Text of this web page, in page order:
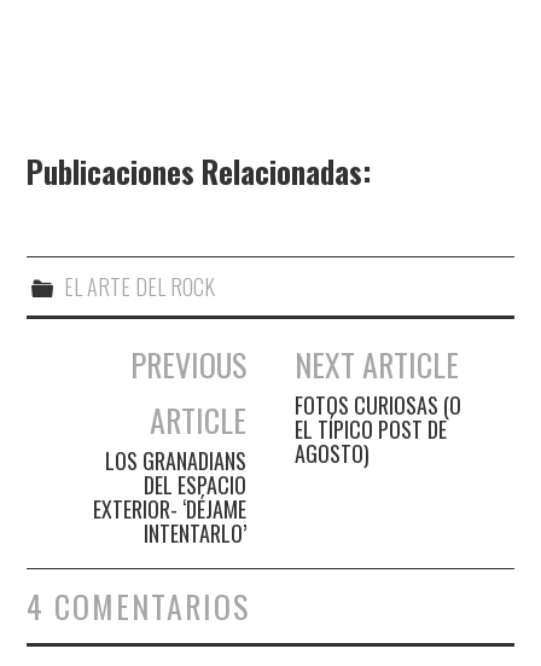
Publicaciones Relacionadas:
EL ARTE DEL ROCK
Navegación de entradas
PREVIOUS
ARTICLE
LOS GRANADIANS
DEL ESPACIO
EXTERIOR- ‘DÉJAME
INTENTARLO’
NEXT ARTICLE
FOTOS CURIOSAS (O
EL TÍPICO POST DE
AGOSTO)
4 COMENTARIOS